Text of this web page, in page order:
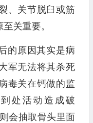
、关节脱臼或筋
关重要。
的原因其实是病
军无法将其杀死
毒关在钙做的监
处活动造成破
会抽取骨头里面